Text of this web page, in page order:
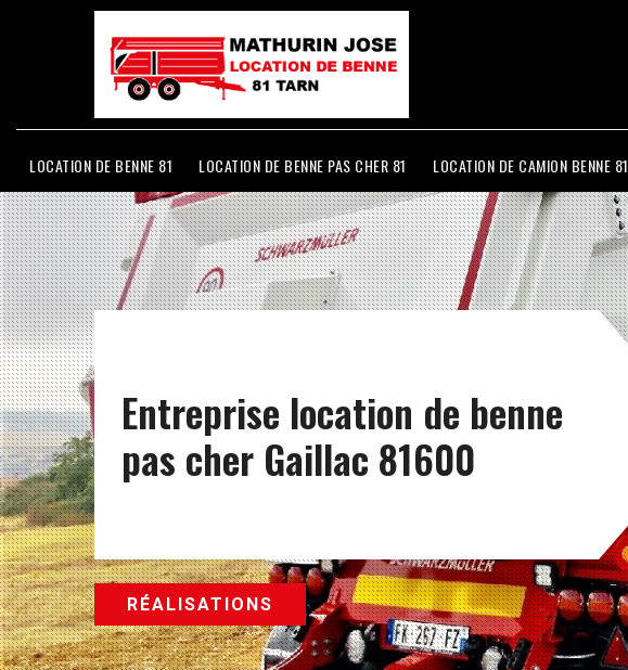
LOCATION DE BENNE 81 LOCATION DE BENNE PAS CHER 81 LOCATION DE CAMION BENNE 81
Entreprise location de benne
pas cher Gaillac 81600
RÉALISATIONS